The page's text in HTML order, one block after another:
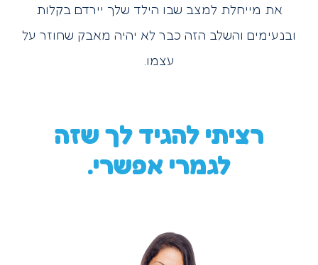
את מייחלת למצב שבו הילד שלך יירדם בקלות
ובנעימים והשלב הזה כבר לא יהיה מאבק שחוזר על
עצמו.
רציתי להגיד לך שזה
לגמרי אפשרי.